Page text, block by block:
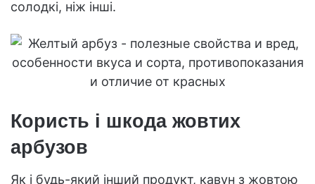
солодкі, ніж інші.
Користь і шкода жовтих
арбузов
Як і будь-який інший продукт, кавун з жовтою